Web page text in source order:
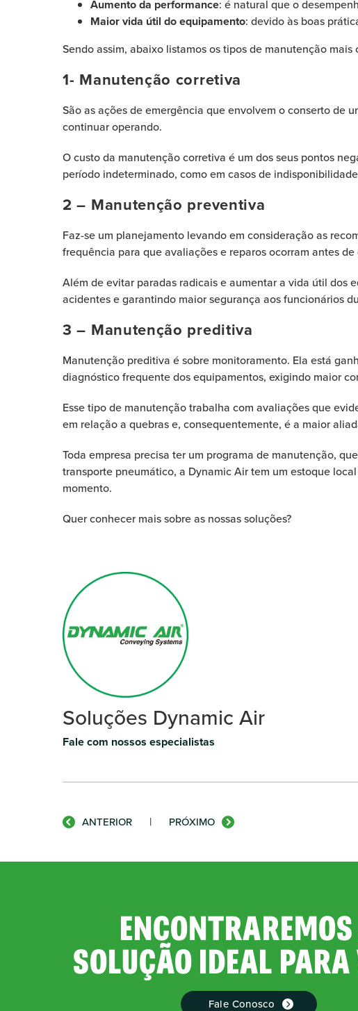
Aumento da performance: é natural que o
Maior vida útil do equipamento: devido às boas
Sendo assim, abaixo listamos os tipos de manutenção
1- Manutenção corretiva
São as ações de emergência que envolvem o conserto de
continuar operando.
O custo da manutenção corretiva é um dos seus pontos
período indeterminado, como em casos de
2 – Manutenção preventiva
Faz-se um planejamento levando em consideração as
frequência para que avaliações e reparos ocorram antes
Além de evitar paradas radicais e aumentar a vida útil dos
acidentes e garantindo maior segurança aos funcionários
3 – Manutenção preditiva
Manutenção preditiva é sobre monitoramento. Ela está
diagnóstico frequente dos equipamentos, exigindo maior
Esse tipo de manutenção trabalha com avaliações que
em relação a quebras e, consequentemente, é a maior
Toda empresa precisa ter um programa de manutenção,
transporte pneumático, a Dynamic Air tem um estoque
momento.
Quer conhecer mais sobre as nossas soluções?
Soluções Dynamic Air
Fale com nossos especialistas
ANTERIOR | PRÓXIMO
SOLUÇÃO IDEAL PARA
Fale Conosco